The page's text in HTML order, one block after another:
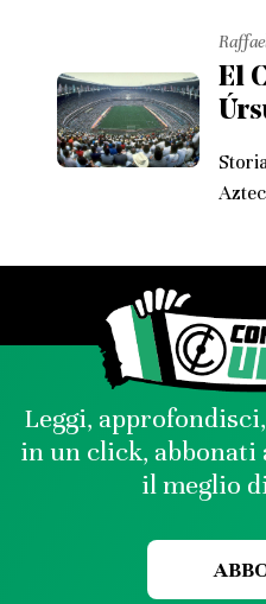
El
Leggi,
in un click, abbonati
il meglio